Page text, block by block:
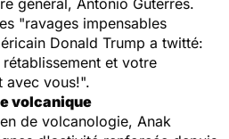
"ravages impensables
Donald Trump a twitté:
et votre
avec vous!".
volcanique
de volcanologie, Anak